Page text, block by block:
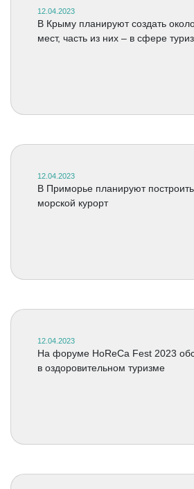
12.04.2023
В Крыму планируют создать
мест, часть из них – в сфере
12.04.2023
В Приморье планируют
морской курорт
12.04.2023
На форуме HoReCa Fest 2023
в оздоровительном туризме